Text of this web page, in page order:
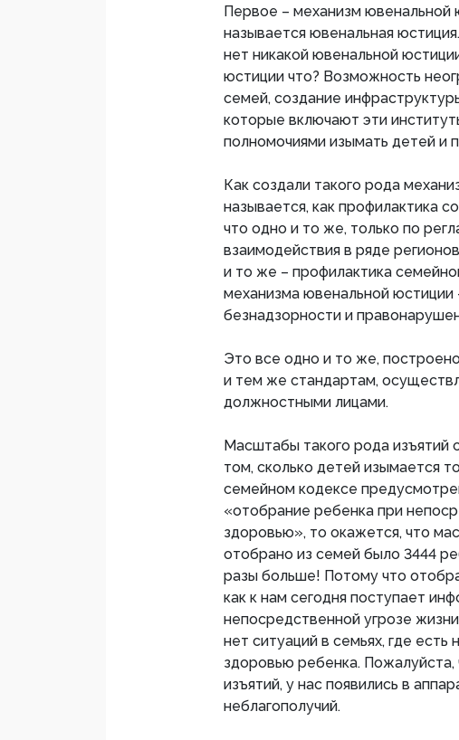
Первое – механизм ювенальной
называется ювенальная
нет никакой ювенальной
юстиции что? Возможность
семей, создание
которые включают эти
полномочиями изымать детей и
Как создали такого рода
называется, как профилактика
что одно и то же, только по
взаимодействия в ряде
и то же – профилактика
механизма ювенальной юстиции
безнадзорности и
Это все одно и то же,
и тем же стандартам,
должностными лицами.
Масштабы такого рода изъятий
том, сколько детей изымается
семейном кодексе
«отобрание ребенка при
здоровью», то окажется, что
отобрано из семей было 3444
разы больше! Потому что
как к нам сегодня поступает
непосредственной угрозе
нет ситуаций в семьях, где
здоровью ребенка. Пожалуйста,
изъятий, у нас появились в
неблагополучий.